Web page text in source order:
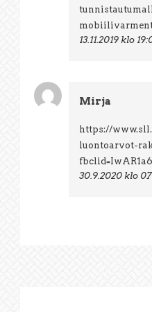
13.11.2019 klo
Mirja
https://
luontoarvot-
30.9.2020 klo